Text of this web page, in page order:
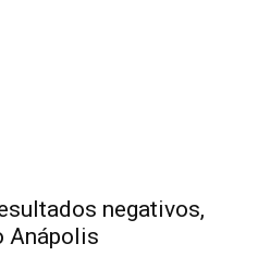
negativos,
Anápolis